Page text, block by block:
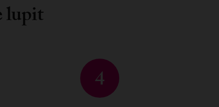
lupit
4